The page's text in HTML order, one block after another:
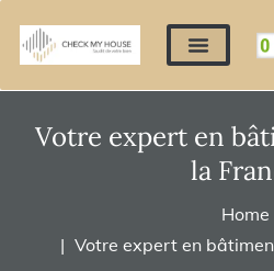
Votre expert en
la
Home
Votre expert en